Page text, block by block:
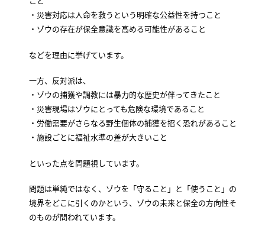
・災害対応は人命を救うという明確な公益性を持つこと
・ゾウの存在が保全意識を高める可能性があること
などを理由に挙げています。
一方、反対派は、
・ゾウの捕獲や調教には暴力的な歴史が伴ってきたこと
・災害現場はゾウにとっても危険な環境であること
・労働需要がさらなる野生個体の捕獲を招く恐れがあること
・施設ごとに福祉水準の差が大きいこと
といった点を問題視しています。
問題は単純ではなく、ゾウを「守ること」と「使うこと」の
境界をどこに引くのかという、ゾウの未来と保全の方向性そ
のものが問われています。